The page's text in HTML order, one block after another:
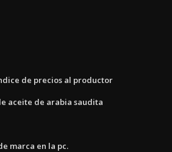
de precios al productor
aceite de arabia saudita
marca en la pc.